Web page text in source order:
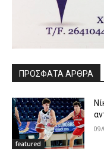
ΠΡΟΣΦΑΤΑ ΑΡΘΡΑ
featured